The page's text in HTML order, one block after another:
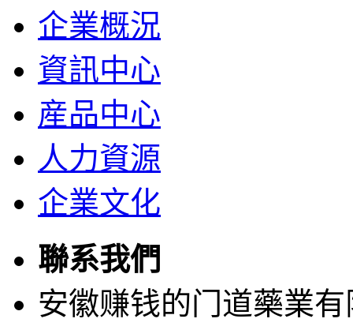
企業概況
資訊中心
産品中心
人力資源
企業文化
聯系我們
安徽赚钱的门道藥業